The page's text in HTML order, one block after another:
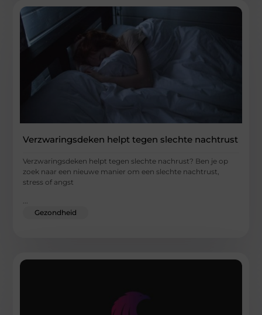
Verzwaringsdeken helpt tegen slechte nachtrust
Verzwaringsdeken helpt tegen slechte nachrust? Ben je op
zoek naar een nieuwe manier om een slechte nachtrust,
stress of angst
...
Gezondheid